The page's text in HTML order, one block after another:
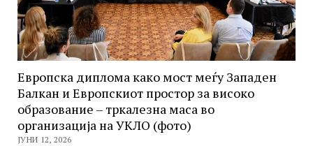
Европска диплома како мост меѓу Западен
Балкан и Европскиот простор за високо
образование – тркалезна маса во
организација на УКЛО (фото)
ЈУНИ 12, 2026